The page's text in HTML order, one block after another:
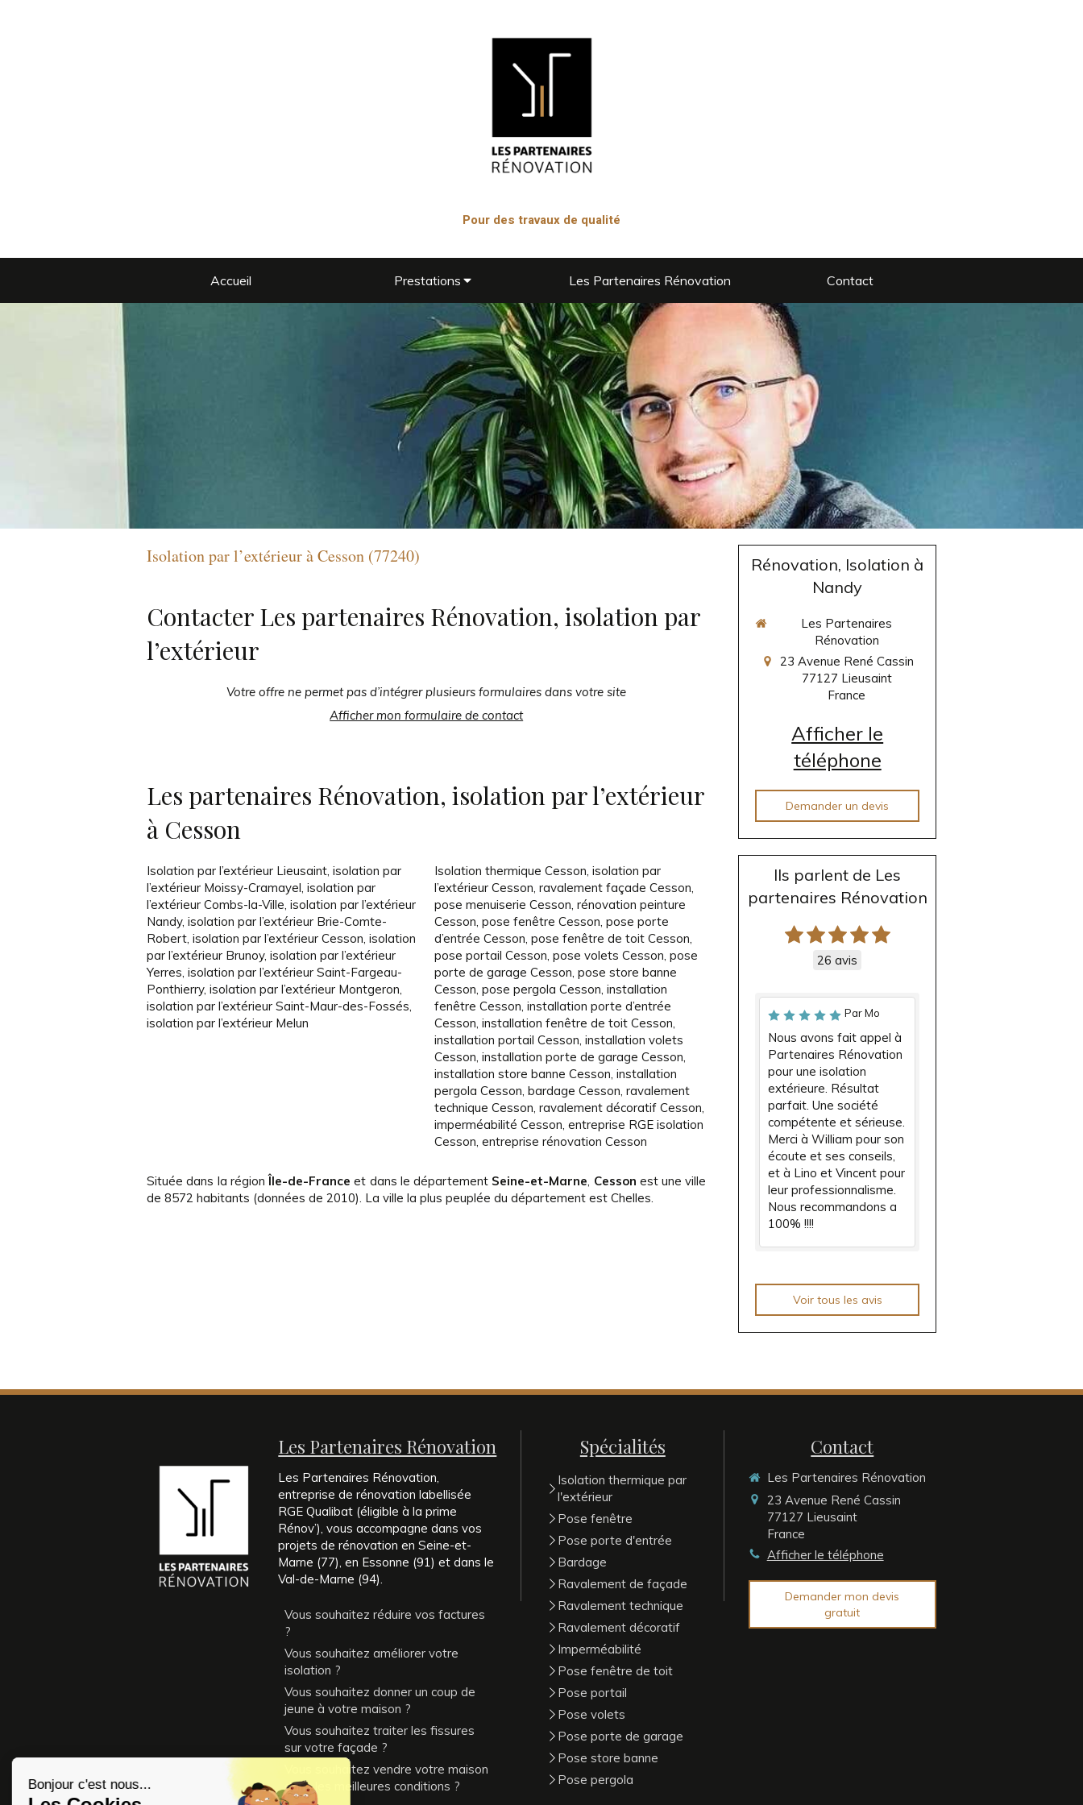
Pour des travaux de qualité
Accueil Prestations Les Partenaires Rénovation Contact
Isolation par l’extérieur à Cesson (77240)
Contacter Les partenaires Rénovation, isolation par
l’extérieur
Votre offre ne permet pas d’intégrer plusieurs formulaires dans votre site
Afficher mon formulaire de contact
Les partenaires Rénovation, isolation par l’extérieur
à Cesson
Isolation par l’extérieur Lieusaint, isolation par
l’extérieur Moissy-Cramayel, isolation par
l’extérieur Combs-la-Ville, isolation par l’extérieur
Nandy, isolation par l’extérieur Brie-Comte-
Robert, isolation par l’extérieur Cesson, isolation
par l’extérieur Brunoy, isolation par l’extérieur
Yerres, isolation par l’extérieur Saint-Fargeau-
Ponthierry, isolation par l’extérieur Montgeron,
isolation par l’extérieur Saint-Maur-des-Fossés,
isolation par l’extérieur Melun
Isolation thermique Cesson,isolation par
l’extérieur Cesson,ravalement façade Cesson,
pose menuiserie Cesson,rénovation peinture
Cesson,pose fenêtre Cesson,pose porte
d’entrée Cesson,pose fenêtre de toit Cesson,
pose portail Cesson,pose volets Cesson,pose
porte de garage Cesson,pose store banne
Cesson,pose pergola Cesson,installation
fenêtre Cesson,installation porte d’entrée
Cesson,installation fenêtre de toit Cesson,
installation portail Cesson,installation volets
Cesson,installation porte de garage Cesson,
installation store banne Cesson,installation
pergola Cesson,bardage Cesson,ravalement
technique Cesson,ravalement décoratif Cesson,
imperméabilité Cesson,entreprise RGE isolation
Cesson,entreprise rénovation Cesson
Située dans la régionÎle-de-France et dans le département Seine-et-Marne, Cesson est une ville
de 8572 habitants (données de 2010). La ville la plus peuplée du département est Chelles.
Rénovation, Isolation à
Nandy
Les Partenaires
Rénovation
23 Avenue René Cassin
77127 Lieusaint
France
Afficher le
téléphone
Demander un devis
Ils parlent de Les
partenaires Rénovation
26 avis
Par Mo
Nous avons fait appel à
Partenaires Rénovation
pour une isolation
extérieure. Résultat
parfait. Une société
compétente et sérieuse.
Merci à William pour son
écoute et ses conseils,
et à Lino et Vincent pour
leur professionnalisme.
Nous recommandons a
100% !!!!
Voir tous les avis
Les Partenaires Rénovation
Les Partenaires Rénovation,
entreprise de rénovation labellisée
RGE Qualibat (éligible à la prime
Rénov’), vous accompagne dans vos
projets de rénovation en Seine-et-
Marne (77), en Essonne (91) et dans le
Val-de-Marne (94).
Vous souhaitez réduire vos factures
?
Vous souhaitez améliorer votre
isolation ?
Vous souhaitez donner un coup de
jeune à votre maison ?
Vous souhaitez traiter les fissures
sur votre façade ?
Vous souhaitez vendre votre maison
dans les meilleures conditions ?
Spécialités
Isolation thermique par
l'extérieur
Pose fenêtre
Pose porte d'entrée
Bardage
Ravalement de façade
Ravalement technique
Ravalement décoratif
Imperméabilité
Pose fenêtre de toit
Pose portail
Pose volets
Pose porte de garage
Pose store banne
Pose pergola
Contact
Les Partenaires Rénovation
23 Avenue René Cassin
77127 Lieusaint
France
Afficher le téléphone
Demander mon devis
gratuit